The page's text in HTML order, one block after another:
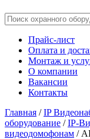
Прайс-лист
Оплата и
Монтаж и
О компании
Вакансии
Контакты
Главная /IP
оборудование /IP-
видеодомофонам /